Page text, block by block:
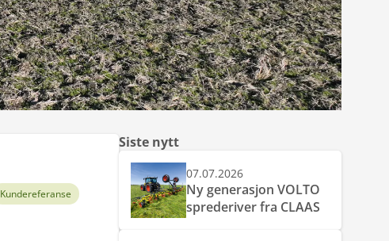
Kundereferanse
Siste nytt
07.07.2026
Ny generasjon VOLTO
sprederiver fra CLAAS